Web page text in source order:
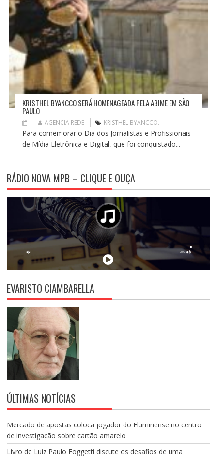
KRISTHEL BYANCCO SERÁ HOMENAGEADA PELA ABIME EM SÃO
PAULO
AGENCIA REDE KRISTHEL BYANCCO.
Para comemorar o Dia dos Jornalistas e Profissionais
de Mídia Eletrônica e Digital, que foi conquistado...
RÁDIO NOVA MPB – CLIQUE E OUÇA
EVARISTO CIAMBARELLA
ÚLTIMAS NOTÍCIAS
Mercado de apostas coloca jogador do Fluminense no centro
de investigação sobre cartão amarelo
Livro de Luiz Paulo Foggetti discute os desafios de uma